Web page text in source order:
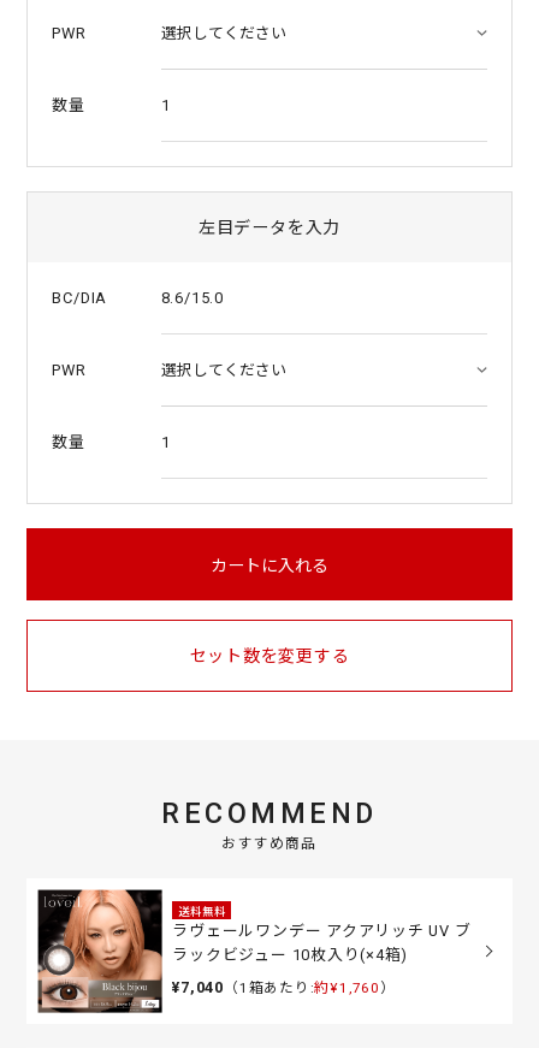
PWR
数量 1
左目データを入力
BC/DIA 8.6/15.0
PWR
数量 1
カートに入れる
セット数を変更する
RECOMMEND
おすすめ商品
送料無料
ラヴェールワンデー アクアリッチ UV ブ
ラックビジュー 10枚入り(×4箱)
¥7,040 （1箱あたり:約¥1,760 ）